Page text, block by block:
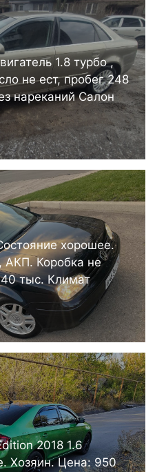
1.8 турбо ,
не ест, пробег 248
нареканий Салон
хорошее.
АКП. Коробка не
тыс. Климат
2018 1.6
Хозяин. Цена: 950